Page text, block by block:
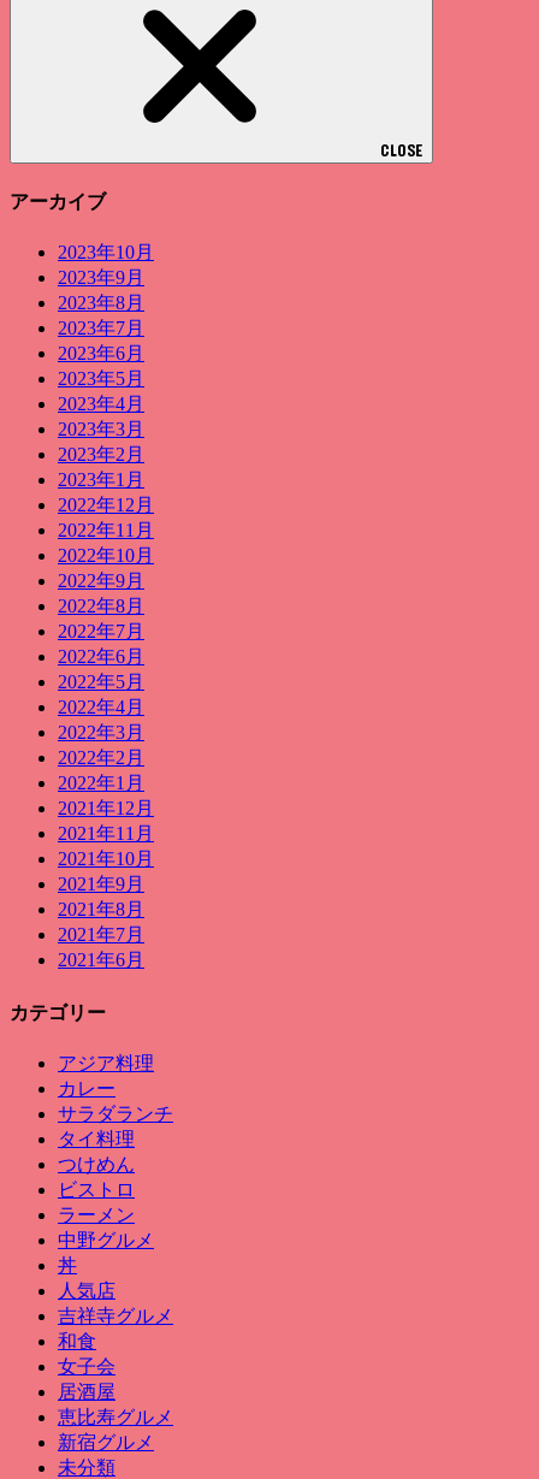
CLOSE
アーカイブ
2023年10月
2023年9月
2023年8月
2023年7月
2023年6月
2023年5月
2023年4月
2023年3月
2023年2月
2023年1月
2022年12月
2022年11月
2022年10月
2022年9月
2022年8月
2022年7月
2022年6月
2022年5月
2022年4月
2022年3月
2022年2月
2022年1月
2021年12月
2021年11月
2021年10月
2021年9月
2021年8月
2021年7月
2021年6月
カテゴリー
アジア料理
カレー
サラダランチ
タイ料理
つけめん
ビストロ
ラーメン
中野グルメ
丼
人気店
吉祥寺グルメ
和食
女子会
居酒屋
恵比寿グルメ
新宿グルメ
未分類